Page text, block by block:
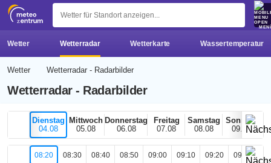
z
Wetter Wetterradar Wetterkarte Wassertemperatur
Wetter Wetterradar - Radarbilder
Wetterradar - Radarbilder
Dienstag
04.08
Mittwoch
05.08
Donnerstag
06.08
Freitag
07.08
Samstag
08.08
Sonntag
09.08
08:20 08:30 08:40 08:50 09:00 09:10 09:20 09:30